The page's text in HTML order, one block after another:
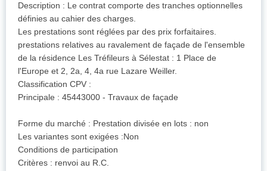
Description : Le contrat comporte des tranches optionnelles
définies au cahier des charges.
Les prestations sont réglées par des prix forfaitaires.
prestations relatives au ravalement de façade de l'ensemble
de la résidence Les Tréfileurs à Sélestat : 1 Place de
l'Europe et 2, 2a, 4, 4a rue Lazare Weiller.
Classification CPV :
Principale : 45443000 - Travaux de façade
Forme du marché : Prestation divisée en lots : non
Les variantes sont exigées :Non
Conditions de participation
Critères : renvoi au R.C.